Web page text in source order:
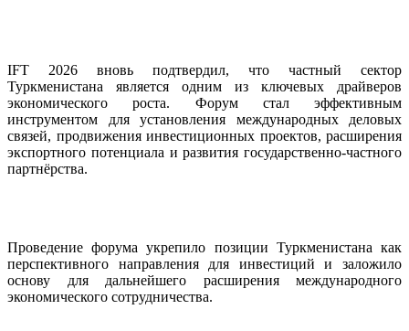
IFT 2026 вновь подтвердил, что частный сектор
Туркменистана является одним из ключевых драйверов
экономического роста. Форум стал эффективным
инструментом для установления международных деловых
связей, продвижения инвестиционных проектов, расширения
экспортного потенциала и развития государственно-частного
партнёрства.
Проведение форума укрепило позиции Туркменистана как
перспективного направления для инвестиций и заложило
основу для дальнейшего расширения международного
экономического сотрудничества.